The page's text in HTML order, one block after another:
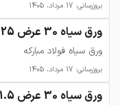
بروزرسانی: 17 مرداد، 1405
ورق سیاه 30 عرض 1.25 فولاد مبارکه
ورق سیاه فولاد مبارکه
بروزرسانی: 17 مرداد، 1405
ورق سیاه 30 عرض 1.5 فولاد مبارکه